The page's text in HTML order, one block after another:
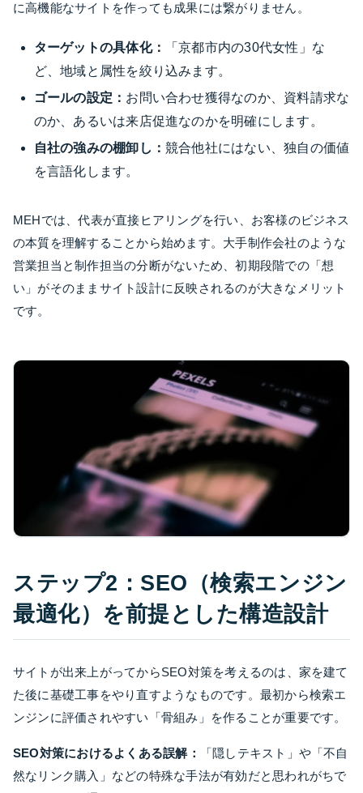
に高機能なサイトを作っても成果には繋がりません。
ターゲットの具体化：
「京都市内の30代女性」な
ど、地域と属性を絞り込みます。
ゴールの設定： お問い合わせ獲得なのか、資料請求な
のか、あるいは来店促進なのかを明確にします。
自社の強みの棚卸し： 競合他社にはない、独自の価値
を言語化します。
MEHでは、代表が直接ヒアリングを行い、お客様のビジネス
の本質を理解することから始めます。大手制作会社のような
営業担当と制作担当の分断がないため、初期段階での「想
い」がそのままサイト設計に反映されるのが大きなメリット
です。
ステップ2：SEO（検索エンジン
最適化）を前提とした構造設計
サイトが出来上がってからSEO対策を考えるのは、家を建て
た後に基礎工事をやり直すようなものです。最初から検索エ
ンジンに評価されやすい「骨組み」を作ることが重要です。
SEO対策におけるよくある誤解：
「隠しテキスト」や「不自
然なリンク購入」などの特殊な手法が有効だと思われがちで